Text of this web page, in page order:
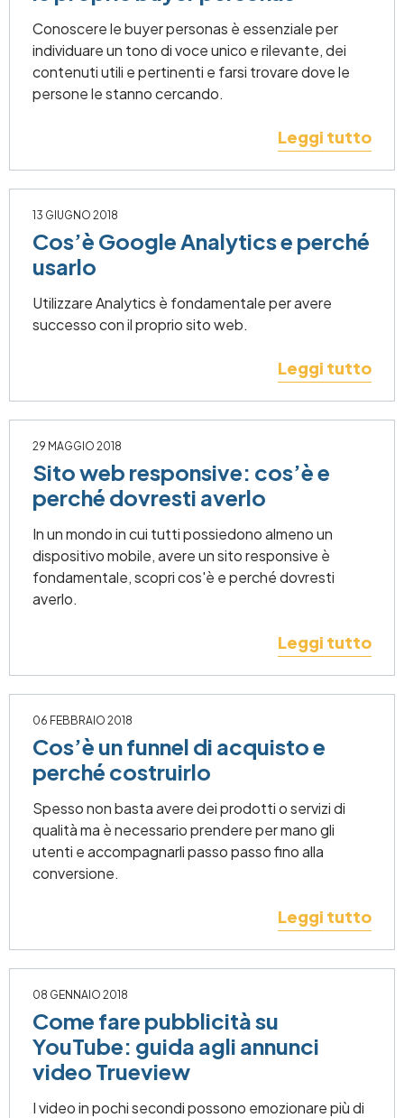
Conoscere le buyer personas è essenziale per
individuare un tono di voce unico e rilevante, dei
contenuti utili e pertinenti e farsi trovare dove le
persone le stanno cercando.
Leggi tutto
13 GIUGNO 2018
Cos’è Google Analytics e perché
usarlo
Utilizzare Analytics è fondamentale per avere
successo con il proprio sito web.
Leggi tutto
29 MAGGIO 2018
Sito web responsive: cos’è e
perché dovresti averlo
In un mondo in cui tutti possiedono almeno un
dispositivo mobile, avere un sito responsive è
fondamentale, scopri cos'è e perché dovresti
averlo.
Leggi tutto
06 FEBBRAIO 2018
Cos’è un funnel di acquisto e
perché costruirlo
Spesso non basta avere dei prodotti o servizi di
qualità ma è necessario prendere per mano gli
utenti e accompagnarli passo passo fino alla
conversione.
Leggi tutto
08 GENNAIO 2018
Come fare pubblicità su
YouTube: guida agli annunci
video Trueview
I video in pochi secondi possono emozionare più di